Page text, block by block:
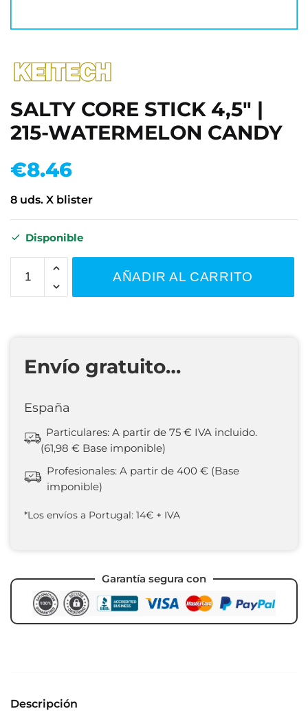
SALTY CORE STICK 4,5" |
215-WATERMELON CANDY
€8.46
8 uds. X blister
Disponible
AÑADIR AL CARRITO
Envío gratuito…
España
Particulares: A partir de 75 € IVA incluido.
(61,98 € Base imponible)
Profesionales: A partir de 400 € (Base
imponible)
*Los envíos a Portugal: 14€ + IVA
Garantía segura con
Descripción